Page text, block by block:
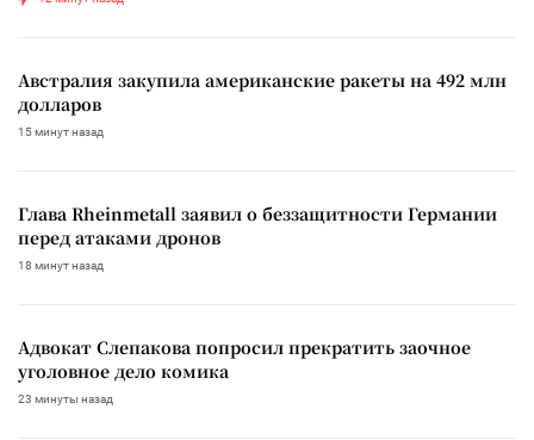
Австралия закупила американские ракеты на 492 млн
долларов
15 минут назад
Глава Rheinmetall заявил о беззащитности Германии
перед атаками дронов
18 минут назад
Адвокат Слепакова попросил прекратить заочное
уголовное дело комика
23 минуты назад